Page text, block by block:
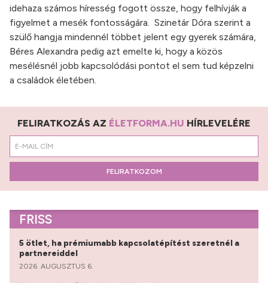
idehaza számos híresség fogott össze, hogy felhívják a
figyelmet a mesék fontosságára. Szinetár Dóra szerint a
szülő hangja mindennél többet jelent egy gyerek számára,
Béres Alexandra pedig azt emelte ki, hogy a közös
mesélésnél jobb kapcsolódási pontot el sem tud képzelni
a családok életében.
FELIRATKOZÁS AZ ÉLETFORMA.HU HÍRLEVELÉRE
FELIRATKOZOM
FRISS
5 ötlet, ha prémiumabb kapcsolatépítést szeretnél a
partnereiddel
2026. AUGUSZTUS 6.